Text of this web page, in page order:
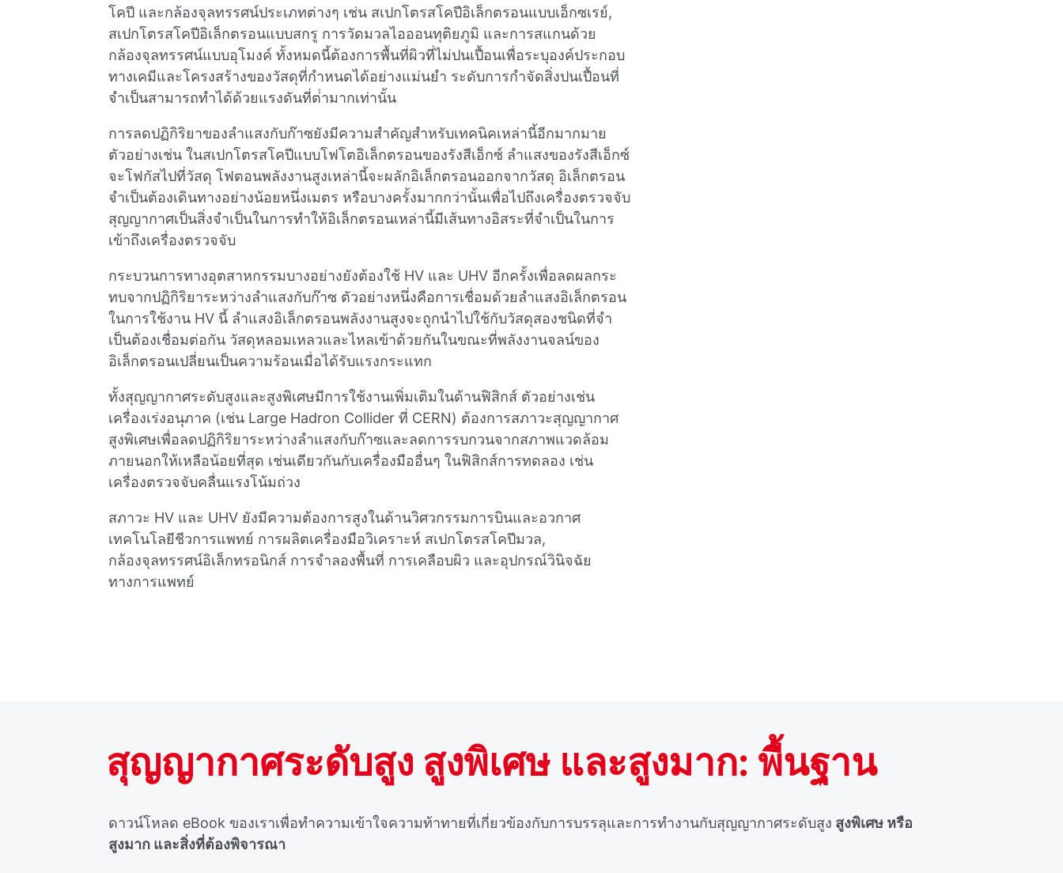
โคปี และกล้องจุลทรรศน์ประเภทต่างๆ เช่น สเปกโตรสโคปีอิเล็กตรอนแบบเอ็กซเรย์,
สเปกโตรสโคปีอิเล็กตรอนแบบสกรู การวัดมวลไอออนทุติยภูมิ และการสแกนด้วย
กล้องจุลทรรศน์แบบอุโมงค์ ทั้งหมดนี้ต้องการพื้นที่ผิวที่ไม่ปนเปื้อนเพื่อระบุองค์ประกอบ
ทางเคมีและโครงสร้างของวัสดุที่กําหนดได้อย่างแม่นยํา ระดับการกําจัดสิ่งปนเปื้อนที่
จําเป็นสามารถทําได้ด้วยแรงดันที่ต่ํามากเท่านั้น
การลดปฏิกิริยาของลําแสงกับก๊าซยังมีความสําคัญสําหรับเทคนิคเหล่านี้อีกมากมาย
ตัวอย่างเช่น ในสเปกโตรสโคปีแบบโฟโตอิเล็กตรอนของรังสีเอ็กซ์ ลําแสงของรังสีเอ็กซ์
จะโฟกัสไปที่วัสดุ โฟตอนพลังงานสูงเหล่านี้จะผลักอิเล็กตรอนออกจากวัสดุ อิเล็กตรอน
จําเป็นต้องเดินทางอย่างน้อยหนึ่งเมตร หรือบางครั้งมากกว่านั้นเพื่อไปถึงเครื่องตรวจจับ
สุญญากาศเป็นสิ่งจําเป็นในการทําให้อิเล็กตรอนเหล่านี้มีเส้นทางอิสระที่จําเป็นในการ
เข้าถึงเครื่องตรวจจับ
กระบวนการทางอุตสาหกรรมบางอย่างยังต้องใช้ HV และ UHV อีกครั้งเพื่อลดผลกระ
ทบจากปฏิกิริยาระหว่างลําแสงกับก๊าซ ตัวอย่างหนึ่งคือการเชื่อมด้วยลําแสงอิเล็กตรอน
ในการใช้งาน HV นี้ ลําแสงอิเล็กตรอนพลังงานสูงจะถูกนําไปใช้กับวัสดุสองชนิดที่จํา
เป็นต้องเชื่อมต่อกัน วัสดุหลอมเหลวและไหลเข้าด้วยกันในขณะที่พลังงานจลน์ของ
อิเล็กตรอนเปลี่ยนเป็นความร้อนเมื่อได้รับแรงกระแทก
ทั้งสุญญากาศระดับสูงและสูงพิเศษมีการใช้งานเพิ่มเติมในด้านฟิสิกส์ ตัวอย่างเช่น
เครื่องเร่งอนุภาค (เช่น Large Hadron Collider ที่ CERN) ต้องการสภาวะสุญญากาศ
สูงพิเศษเพื่อลดปฏิกิริยาระหว่างลําแสงกับก๊าซและลดการรบกวนจากสภาพแวดล้อม
ภายนอกให้เหลือน้อยที่สุด เช่นเดียวกันกับเครื่องมืออื่นๆ ในฟิสิกส์การทดลอง เช่น
เครื่องตรวจจับคลื่นแรงโน้มถ่วง
สภาวะ HV และ UHV ยังมีความต้องการสูงในด้านวิศวกรรมการบินและอวกาศ
เทคโนโลยีชีวการแพทย์ การผลิตเครื่องมือวิเคราะห์ สเปกโตรสโคปีมวล,
กล้องจุลทรรศน์อิเล็กทรอนิกส์ การจําลองพื้นที่ การเคลือบผิว และอุปกรณ์วินิจฉัย
ทางการแพทย์
สุญญากาศระดับสูง สูงพิเศษ และสูงมาก: พื้นฐาน
ดาวน์โหลด eBook ของเราเพื่อทําความเข้าใจความท้าทายที่เกี่ยวข้องกับการบรรลุและการทํางานกับสุญญากาศระดับสูง สูงพิเศษ หรือ
สูงมาก และสิ่งที่ต้องพิจารณา